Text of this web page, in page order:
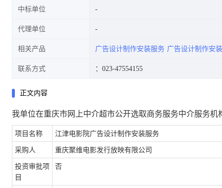
中标单位
代理单位
相关产品 广告设计制作安装服务 广告设计制作安
联系方式 ：023-47554155
正文内容
我单位在重庆市网上中介超市公开选取商务服务中介服务机
项目名称 江津电影院广告设计制作安装服务
采购人 重庆聚维电影发行放映有限公司
投资审批项
目
否